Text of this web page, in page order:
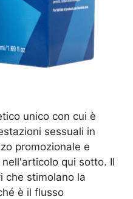
unico con cui è
sessuali in
promozionale e
qui sotto. Il
che stimolano la
è il flusso